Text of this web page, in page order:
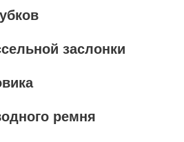
заслонки
ремня